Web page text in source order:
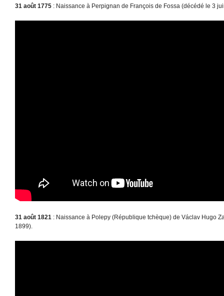
31 août 1775 : Naissance à Perpignan de François de Fossa (décédé le 3
31 août 1821 : Naissance à Polepy (République tchèque) de Václav Hugo
1899).